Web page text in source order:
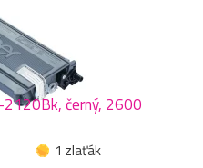
černý, 2600
1 zlaťák